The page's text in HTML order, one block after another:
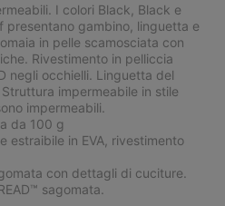
I colori Black, Black e
presentano gambino, linguetta e
in pelle scamosciata con
Rivestimento in pelliccia
negli occhielli. Linguetta del
impermeabile in stile
impermeabili.
da 100 g
estraibile in EVA, rivestimento
con dettagli di cuciture.
sagomata.